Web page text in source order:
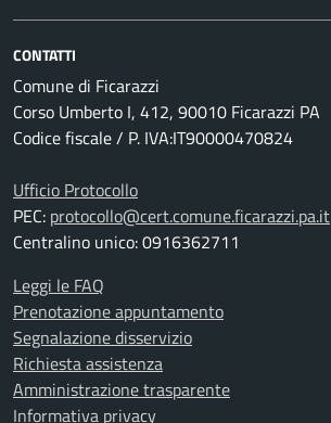
CONTATTI
Comune di Ficarazzi
Corso Umberto I, 412, 90010 Ficarazzi PA
Codice fiscale / P. IVA:IT90000470824
Ufficio Protocollo
PEC: protocollo@cert.comune.ficarazzi.pa.it
Centralino unico: 0916362711
Leggi le FAQ
Prenotazione appuntamento
Segnalazione disservizio
Richiesta assistenza
Amministrazione trasparente
Informativa privacy